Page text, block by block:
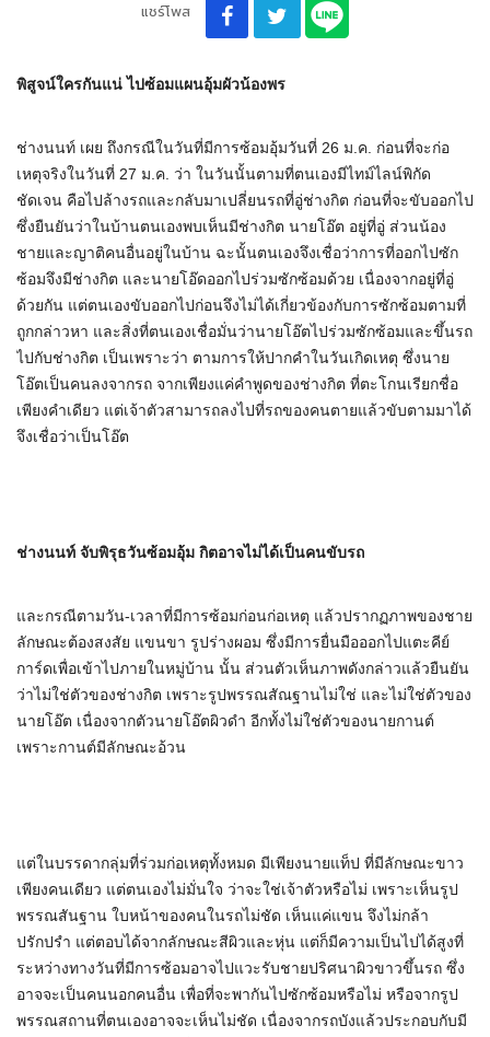
แชร์โพส
พิสูจน์ใครกันแน่ ไปซ้อมแผนอุ้มผัวน้องพร
ช่างนนท์ เผย ถึงกรณีในวันที่มีการซ้อมอุ้มวันที่ 26 ม.ค. ก่อนที่จะก่อ
เหตุจริงในวันที่ 27 ม.ค. ว่า ในวันนั้นตามที่ตนเองมีไทม์ไลน์พิกัด
ชัดเจน คือไปล้างรถและกลับมาเปลี่ยนรถที่อู่ช่างกิต ก่อนที่จะขับออกไป
ซึ่งยืนยันว่าในบ้านตนเองพบเห็นมีช่างกิต นายโอ๊ต อยู่ที่อู่ ส่วนน้อง
ชายและญาติคนอื่นอยู่ในบ้าน ฉะนั้นตนเองจึงเชื่อว่าการที่ออกไปซัก
ซ้อมจึงมีช่างกิต และนายโอ๊ดออกไปร่วมซักซ้อมด้วย เนื่องจากอยู่ที่อู่
ด้วยกัน แต่ตนเองขับออกไปก่อนจึงไม่ได้เกี่ยวข้องกับการซักซ้อมตามที่
ถูกกล่าวหา และสิ่งที่ตนเองเชื่อมั่นว่านายโอ๊ตไปร่วมซักซ้อมและขึ้นรถ
ไปกับช่างกิต เป็นเพราะว่า ตามการให้ปากคำในวันเกิดเหตุ ซึ่งนาย
โอ๊ตเป็นคนลงจากรถ จากเพียงแค่คำพูดของช่างกิต ที่ตะโกนเรียกชื่อ
เพียงคำเดียว แต่เจ้าตัวสามารถลงไปที่รถของคนตายแล้วขับตามมาได้
จึงเชื่อว่าเป็นโอ๊ต
ช่างนนท์ จับพิรุธวันซ้อมอุ้ม กิตอาจไม่ได้เป็นคนขับรถ
และกรณีตามวัน-เวลาที่มีการซ้อมก่อนก่อเหตุ แล้วปรากฏภาพของชาย
ลักษณะต้องสงสัย แขนขา รูปร่างผอม ซึ่งมีการยื่นมือออกไปแตะคีย์
การ์ดเพื่อเข้าไปภายในหมู่บ้าน นั้น ส่วนตัวเห็นภาพดังกล่าวแล้วยืนยัน
ว่าไม่ใช่ตัวของช่างกิต เพราะรูปพรรณสัณฐานไม่ใช่ และไม่ใช่ตัวของ
นายโอ๊ต เนื่องจากตัวนายโอ๊ตผิวดำ อีกทั้งไม่ใช่ตัวของนายกานต์
เพราะกานต์มีลักษณะอ้วน
แต่ในบรรดากลุ่มที่ร่วมก่อเหตุทั้งหมด มีเพียงนายแท็ป ที่มีลักษณะขาว
เพียงคนเดียว แต่ตนเองไม่มั่นใจ ว่าจะใช่เจ้าตัวหรือไม่ เพราะเห็นรูป
พรรณสันฐาน ใบหน้าของคนในรถไม่ชัด เห็นแค่แขน จึงไม่กล้า
ปรักปรำ แต่ตอบได้จากลักษณะสีผิวและหุ่น แต่ก็มีความเป็นไปได้สูงที่
ระหว่างทางวันที่มีการซ้อมอาจไปแวะรับชายปริศนาผิวขาวขึ้นรถ ซึ่ง
อาจจะเป็นคนนอกคนอื่น เพื่อที่จะพากันไปซักซ้อมหรือไม่ หรือจากรูป
พรรณสถานที่ตนเองอาจจะเห็นไม่ชัด เนื่องจากรถบังแล้วประกอบกับมี